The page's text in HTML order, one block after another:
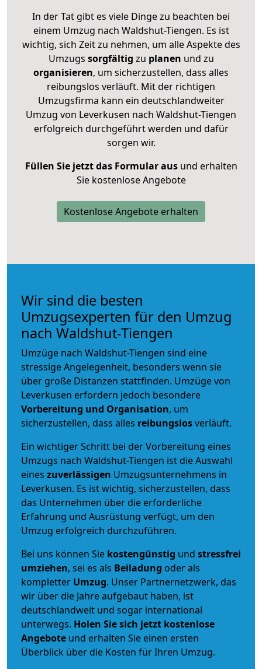
In der Tat gibt es viele Dinge zu beachten bei
einem Umzug nach Waldshut-Tiengen. Es ist
wichtig, sich Zeit zu nehmen, um alle Aspekte des
Umzugs sorgfältig zu planen und zu
organisieren, um sicherzustellen, dass alles
reibungslos verläuft. Mit der richtigen
Umzugsfirma kann ein deutschlandweiter
Umzug von Leverkusen nach Waldshut-Tiengen
erfolgreich durchgeführt werden und dafür
sorgen wir.
Füllen Sie jetzt das Formular ausund erhalten
Sie kostenlose Angebote
Kostenlose Angebote erhalten
Wir sind die besten
Umzugsexperten für den Umzug
nach Waldshut-Tiengen
Umzüge nach Waldshut-Tiengen sind eine
stressige Angelegenheit, besonders wenn sie
über große Distanzen stattfinden. Umzüge von
Leverkusen erfordern jedoch besondere
Vorbereitung und Organisation, um
sicherzustellen, dass alles reibungslosverläuft.
Ein wichtiger Schritt bei der Vorbereitung eines
Umzugs nach Waldshut-Tiengen ist die Auswahl
eines zuverlässigen Umzugsunternehmens in
Leverkusen. Es ist wichtig, sicherzustellen, dass
das Unternehmen über die erforderliche
Erfahrung und Ausrüstung verfügt, um den
Umzug erfolgreich durchzuführen.
Bei uns können Sie kostengünstig und stressfrei
umziehen, sei es als Beiladung oder als
kompletter Umzug. Unser Partnernetzwerk, das
wir über die Jahre aufgebaut haben, ist
deutschlandweit und sogar international
unterwegs. Holen Sie sich jetzt kostenlose
Angebote und erhalten Sie einen ersten
Überblick über die Kosten für Ihren Umzug.